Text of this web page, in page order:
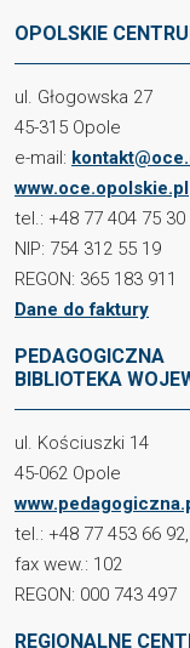
OPOLSKIE
ul. Głogowska 27
45-315 Opole
e-mail:
www.oce.opolskie.pl
tel.: +48 77 404 75 30
NIP: 754 312 55 19
REGON: 365 183 911
Dane do faktury
PEDAGOGICZNA
BIBLIOTEKA
ul. Kościuszki 14
45-062 Opole
tel.: +48 77 453 66
fax wew.: 102
REGON: 000 743 497
REGIONALNE